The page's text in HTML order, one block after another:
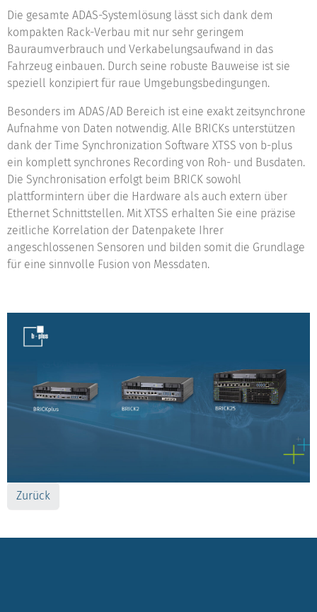
Die gesamte ADAS-Systemlösung lässt sich dank dem
kompakten Rack-Verbau mit nur sehr geringem
Bauraumverbrauch und Verkabelungsaufwand in das
Fahrzeug einbauen. Durch seine robuste Bauweise ist sie
speziell konzipiert für raue Umgebungsbedingungen.
Besonders im ADAS/AD Bereich ist eine exakt zeitsynchrone
Aufnahme von Daten notwendig. Alle BRICKs unterstützen
dank der Time Synchronization Software XTSS von b-plus
ein komplett synchrones Recording von Roh- und Busdaten.
Die Synchronisation erfolgt beim BRICK sowohl
plattformintern über die Hardware als auch extern über
Ethernet Schnittstellen. Mit XTSS erhalten Sie eine präzise
zeitliche Korrelation der Datenpakete Ihrer
angeschlossenen Sensoren und bilden somit die Grundlage
für eine sinnvolle Fusion von Messdaten.
Zurück